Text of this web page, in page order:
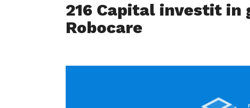
216 Capital investit
Robocare